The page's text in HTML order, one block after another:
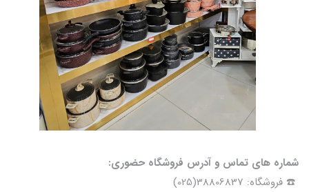
شماره های تماس و آدرس فروشگاه حضوری:
☎️ فروشگاه: 38806837(025)